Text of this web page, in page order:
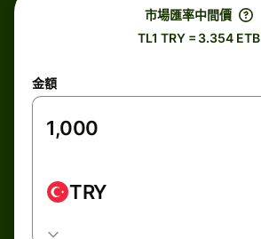
市場匯率中間價
TL1 TRY = 3.354 ETB
金額
TRY